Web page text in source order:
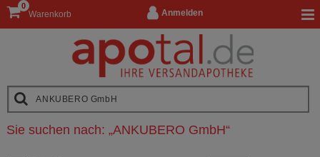
Anmelden
Warenkorb
0
Sie suchen nach: „ANKUBERO GmbH“